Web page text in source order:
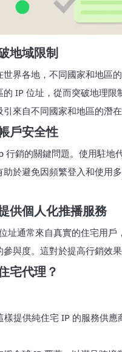
地域限制
界各地，不同國家和地區
IP 位址，從而突破地理
來自不同國家和地區的潛在
戶安全性
行銷的關鍵問題。使用駐地
助於避免因頻繁登入和使用
供個人化推播服務
址通常來自真實的住宅用
與度。這對於提高行銷效
宅代理？
提供純住宅 IP 的服務供應